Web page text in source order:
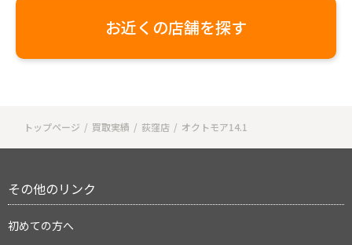
お近くの店舗を探す
トップページ 買取実績 荻窪店 オクトモア14.1
その他のリンク
初めての方へ